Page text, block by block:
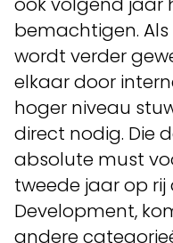
bemachtigen.
wordt verder
elkaar door
hoger niveau
direct nodig. Die
absolute must
tweede jaar op
Development,
andere